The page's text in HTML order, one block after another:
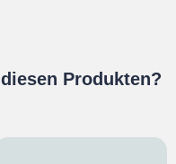
Produkten?